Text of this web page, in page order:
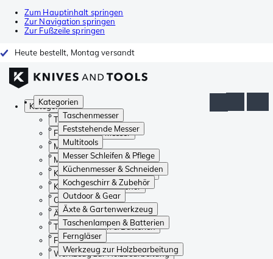
Zum Hauptinhalt springen
Zur Navigation springen
Zur Fußzeile springen
Heute bestellt, Montag versandt
Kategorien
Taschenmesser
Feststehende Messer
Multitools
Messer Schleifen & Pflege
Küchenmesser & Schneiden
Kochgeschirr & Zubehör
Outdoor & Gear
Äxte & Gartenwerkzeug
Taschenlampen & Batterien
Ferngläser
Werkzeug zur Holzbearbeitung
Kategorien
Taschenmesser
Feststehende Messer
Multitools
Messer Schleifen & Pflege
Küchenmesser & Schneiden
Kochgeschirr & Zubehör
Outdoor & Gear
Äxte & Gartenwerkzeug
Taschenlampen & Batterien
Ferngläser
Werkzeug zur Holzbearbeitung